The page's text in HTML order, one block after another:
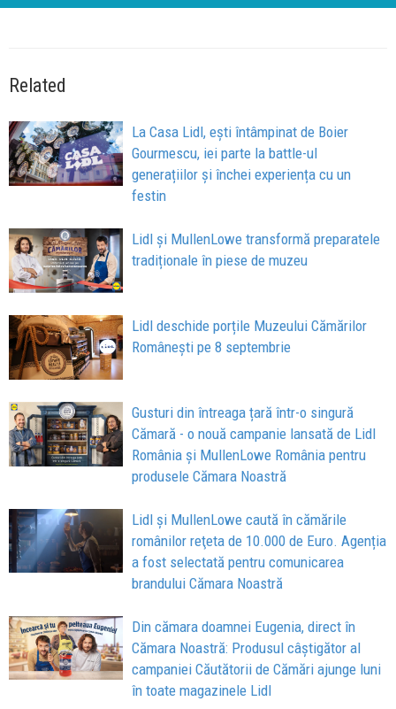
Related
La Casa Lidl, ești întâmpinat de Boier
Gourmescu, iei parte la battle-ul
generațiilor și închei experiența cu un
festin
Lidl şi MullenLowe transformă preparatele
tradiționale în piese de muzeu
Lidl deschide porțile Muzeului Cămărilor
Românești pe 8 septembrie
Gusturi din întreaga țară într-o singură
Cămară - o nouă campanie lansată de Lidl
România și MullenLowe România pentru
produsele Cămara Noastră
Lidl şi MullenLowe caută în cămările
românilor reţeta de 10.000 de Euro. Agenția
a fost selectată pentru comunicarea
brandului Cămara Noastră
Din cămara doamnei Eugenia, direct în
Cămara Noastră: Produsul câștigător al
campaniei Căutătorii de Cămări ajunge luni
în toate magazinele Lidl